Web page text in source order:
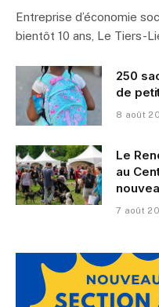
Entreprise d’économie
bientôt 10 ans, Le Tiers-
250
de
8 août
Le
au
7 août